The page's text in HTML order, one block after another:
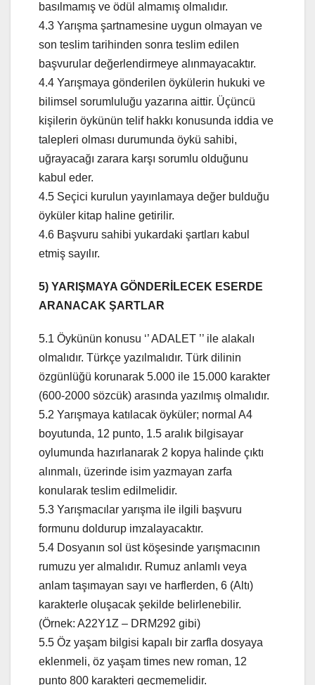
basılmamış ve ödül almamış olmalıdır.
4.3 Yarışma şartnamesine uygun olmayan ve
son teslim tarihinden sonra teslim edilen
başvurular değerlendirmeye alınmayacaktır.
4.4 Yarışmaya gönderilen öykülerin hukuki ve
bilimsel sorumluluğu yazarına aittir. Üçüncü
kişilerin öykünün telif hakkı konusunda iddia ve
talepleri olması durumunda öykü sahibi,
uğrayacağı zarara karşı sorumlu olduğunu
kabul eder.
4.5 Seçici kurulun yayınlamaya değer bulduğu
öyküler kitap haline getirilir.
4.6 Başvuru sahibi yukardaki şartları kabul
etmiş sayılır.
5) YARIŞMAYA GÖNDERİLECEK ESERDE
ARANACAK ŞARTLAR
5.1 Öykünün konusu ‘’ ADALET ’’ ile alakalı
olmalıdır. Türkçe yazılmalıdır. Türk dilinin
özgünlüğü korunarak 5.000 ile 15.000 karakter
(600-2000 sözcük) arasında yazılmış olmalıdır.
5.2 Yarışmaya katılacak öyküler; normal A4
boyutunda, 12 punto, 1.5 aralık bilgisayar
oylumunda hazırlanarak 2 kopya halinde çıktı
alınmalı, üzerinde isim yazmayan zarfa
konularak teslim edilmelidir.
5.3 Yarışmacılar yarışma ile ilgili başvuru
formunu doldurup imzalayacaktır.
5.4 Dosyanın sol üst köşesinde yarışmacının
rumuzu yer almalıdır. Rumuz anlamlı veya
anlam taşımayan sayı ve harflerden, 6 (Altı)
karakterle oluşacak şekilde belirlenebilir.
(Örnek: A22Y1Z – DRM292 gibi)
5.5 Öz yaşam bilgisi kapalı bir zarfla dosyaya
eklenmeli, öz yaşam times new roman, 12
punto 800 karakteri geçmemelidir.